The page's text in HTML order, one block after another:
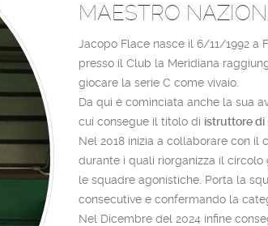
MAESTRO
Jacopo Flace nasce il 6/11/1992 a
presso il Club la Meridiana
giocare la serie C come vivaio.
Da qui è cominciata anche la sua
cui consegue il titolo di istruttore di
Nel 2018 inizia a collaborare con il
durante i quali riorganizza il
le squadre agonistiche. Porta la
consecutive e confermando la
Nel Dicembre del 2024 infine